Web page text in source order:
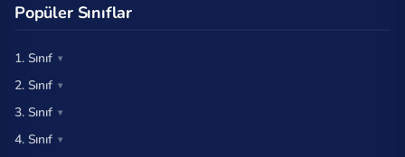
Popüler Sınıflar
1. Sınıf
2. Sınıf
3. Sınıf
4. Sınıf